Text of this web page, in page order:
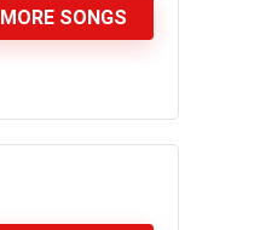
MORE SONGS